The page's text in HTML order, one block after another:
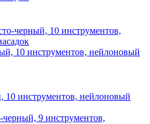
черный, 10 инструментов,
10 инструментов, нейлоновый